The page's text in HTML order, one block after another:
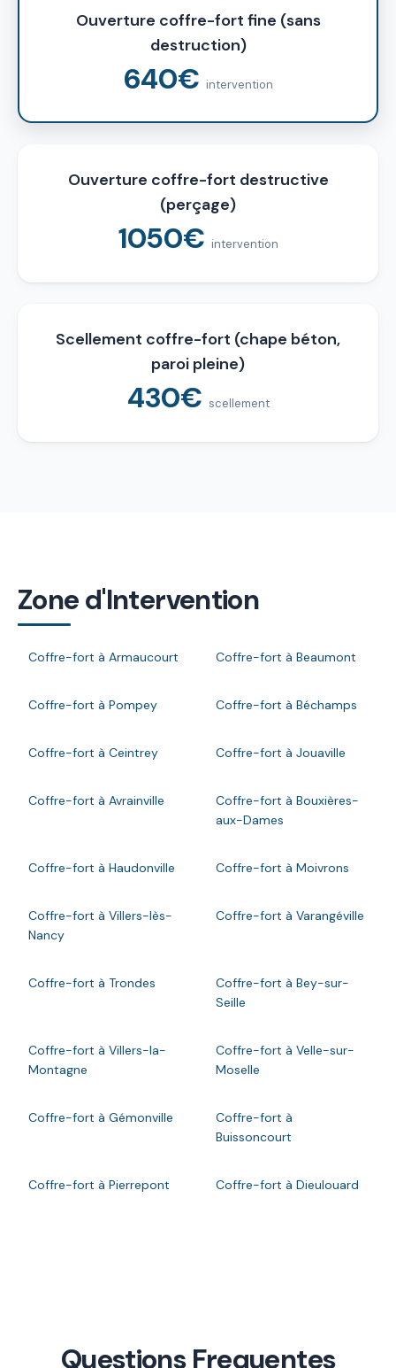
Ouverture coffre-fort fine (sans
destruction)
640€ intervention
Ouverture coffre-fort destructive
(perçage)
1050€ intervention
Scellement coffre-fort (chape béton,
paroi pleine)
430€ scellement
Zone d'Intervention
Coffre-fort à Armaucourt Coffre-fort à Beaumont
Coffre-fort à Pompey Coffre-fort à Béchamps
Coffre-fort à Ceintrey Coffre-fort à Jouaville
Coffre-fort à Avrainville
Coffre-fort à Bouxières-
aux-Dames
Coffre-fort à Haudonville Coffre-fort à Moivrons
Coffre-fort à Villers-lès-
Nancy
Coffre-fort à Varangéville
Coffre-fort à Trondes
Coffre-fort à Bey-sur-
Seille
Coffre-fort à Villers-la-
Montagne
Coffre-fort à Velle-sur-
Moselle
Coffre-fort à Gémonville
Coffre-fort à
Buissoncourt
Coffre-fort à Pierrepont Coffre-fort à Dieulouard
Questions Frequentes